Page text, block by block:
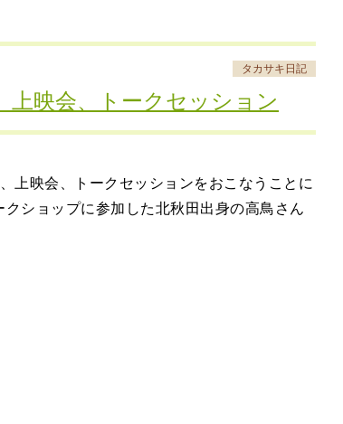
タカサキ日記
映会、トークセッション
映会、トークセッションをおこなうことに
ショップに参加した北秋田出身の高鳥さん